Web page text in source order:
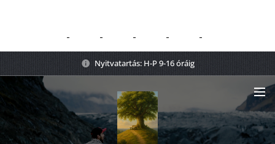
Nyitvatartás: H-P 9-16 óráig